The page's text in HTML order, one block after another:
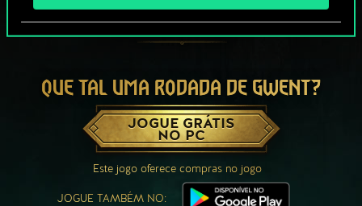
QUE TAL UMA RODADA DE GWENT?
JOGUE GRÁTIS
NO PC
Este jogo oferece compras no jogo
JOGUE TAMBÉM NO: